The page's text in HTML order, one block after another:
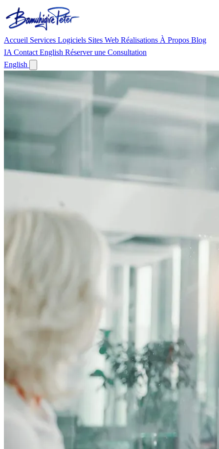
Accueil Services Logiciels Sites Web Réalisations À Propos Blog
IA Contact English Réserver une Consultation
English